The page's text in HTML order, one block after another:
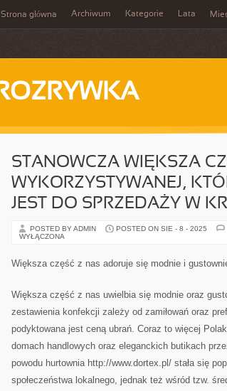
Strona główna Archiwum Kategorie Lata
STANOWCZA WIĘKSZA
WYKORZYSTYWANEJ,
JEST DO SPRZEDAŻY W
POSTED BY ADMIN POSTED ON SIE - 8 - 2025
WYŁĄCZONA
Większa część z nas adoruje się modnie i
Większa część z nas uwielbia się modnie oraz
zestawienia konfekcji zależy od zamiłowań oraz
podyktowana jest ceną ubrań. Coraz to więcej
domach handlowych oraz eleganckich butikach
powodu hurtownia http://www.dortex.pl/ stała się
społeczeństwa lokalnego, jednak też wśród tzw.